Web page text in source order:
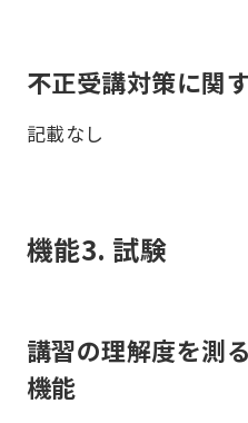
不正受講対策に関
記載なし
機能3. 試験
講習の理解度を測
機能